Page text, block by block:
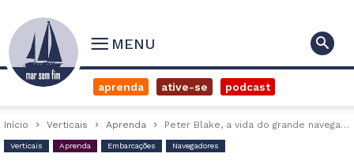
MENU
aprenda ative-se podcast
Início Verticais Aprenda Peter Blake, a vida do grande navegador morto no Brasil
Verticais Aprenda Embarcações Navegadores